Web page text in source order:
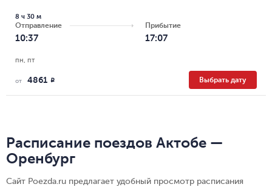
Отправление
10:37
8 ч 30 м
Прибытие
17:07
пн, пт
от 4861 R Выбрать дату
Расписание поездов Актобе —
Оренбург
Сайт Poezda.ru предлагает удобный просмотр расписания